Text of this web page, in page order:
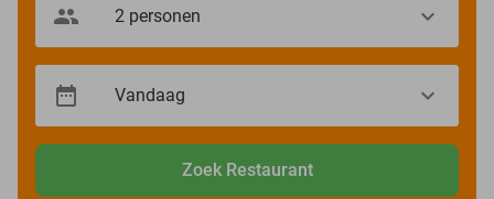
Zoek Restaurant